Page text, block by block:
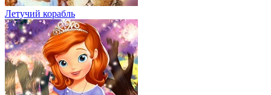
Летучий корабль